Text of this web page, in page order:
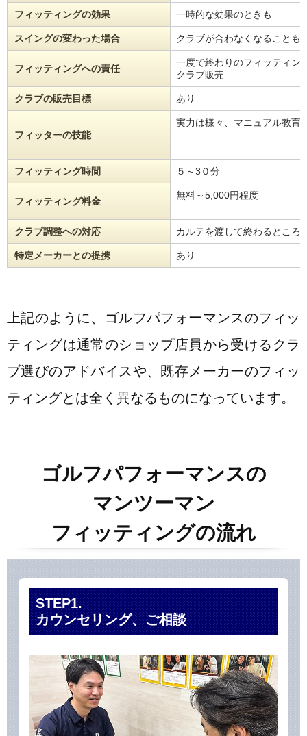
フィッティングの効果 一時的な効果のときも
スイングの変わった場合 クラブが合わなくなることも
フィッティングへの責任
一度で終わりのフィッティン
クラブ販売
クラブの販売目標 あり
フィッターの技能
実力は様々、マニュアル教育
フィッティング時間 ５～3０分
フィッティング料金
無料～5,000円程度
クラブ調整への対応 カルテを渡して終わるところ
特定メーカーとの提携 あり
上記のように、ゴルフパフォーマンスのフィッ
ティングは通常のショップ店員から受けるクラ
ブ選びのアドバイスや、既存メーカーのフィッ
ティングとは全く異なるものになっています。
ゴルフパフォーマンスの
マンツーマン
フィッティングの流れ
STEP1.
カウンセリング、ご相談